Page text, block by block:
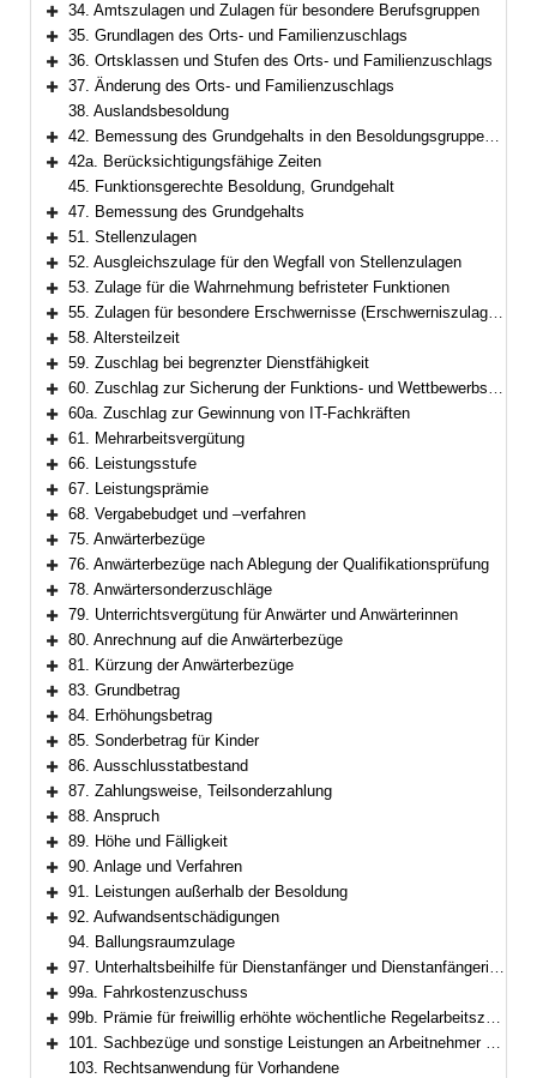
Bereich erweitern
34. Amtszulagen und Zulagen für besondere Berufsgruppen
Bereich erweitern
35. Grundlagen des Orts- und Familienzuschlags
Bereich erweitern
36. Ortsklassen und Stufen des Orts- und Familienzuschlags
Bereich erweitern
37. Änderung des Orts- und Familienzuschlags
38. Auslandsbesoldung
Bereich erweitern
42. Bemessung des Grundgehalts in den Besoldungsgruppen W 2 und W 3
Bereich erweitern
42a. Berücksichtigungsfähige Zeiten
45. Funktionsgerechte Besoldung, Grundgehalt
Bereich erweitern
47. Bemessung des Grundgehalts
Bereich erweitern
51. Stellenzulagen
Bereich erweitern
52. Ausgleichszulage für den Wegfall von Stellenzulagen
Bereich erweitern
53. Zulage für die Wahrnehmung befristeter Funktionen
Bereich erweitern
55. Zulagen für besondere Erschwernisse (Erschwerniszulagen)
Bereich erweitern
58. Altersteilzeit
Bereich erweitern
59. Zuschlag bei begrenzter Dienstfähigkeit
Bereich erweitern
60. Zuschlag zur Sicherung der Funktions- und Wettbewerbsfähigkeit
Bereich erweitern
60a. Zuschlag zur Gewinnung von IT-Fachkräften
Bereich erweitern
61. Mehrarbeitsvergütung
Bereich erweitern
66. Leistungsstufe
Bereich erweitern
67. Leistungsprämie
Bereich erweitern
68. Vergabebudget und –verfahren
Bereich erweitern
75. Anwärterbezüge
Bereich erweitern
76. Anwärterbezüge nach Ablegung der Qualifikationsprüfung
Bereich erweitern
78. Anwärtersonderzuschläge
Bereich erweitern
79. Unterrichtsvergütung für Anwärter und Anwärterinnen
Bereich erweitern
80. Anrechnung auf die Anwärterbezüge
Bereich erweitern
81. Kürzung der Anwärterbezüge
Bereich erweitern
83. Grundbetrag
Bereich erweitern
84. Erhöhungsbetrag
Bereich erweitern
85. Sonderbetrag für Kinder
Bereich erweitern
86. Ausschlusstatbestand
Bereich erweitern
87. Zahlungsweise, Teilsonderzahlung
Bereich erweitern
88. Anspruch
Bereich erweitern
89. Höhe und Fälligkeit
Bereich erweitern
90. Anlage und Verfahren
Bereich erweitern
91. Leistungen außerhalb der Besoldung
Bereich erweitern
92. Aufwandsentschädigungen
94. Ballungsraumzulage
Bereich erweitern
97. Unterhaltsbeihilfe für Dienstanfänger und Dienstanfängerinnen
Bereich erweitern
99a. Fahrkostenzuschuss
Bereich erweitern
99b. Prämie für freiwillig erhöhte wöchentliche Regelarbeitszeit im Feuerwehrdienst
Bereich erweitern
101. Sachbezüge und sonstige Leistungen an Arbeitnehmer und Arbeitnehmerinnen
103. Rechtsanwendung für Vorhandene